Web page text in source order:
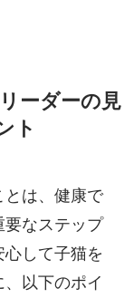
ーダーの見
ト
とは、健康で
要なステップ
して子猫を
以下のポイ